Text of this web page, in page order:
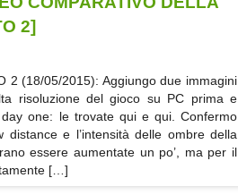
2]
2 (18/05/2015): Aggiungo due immagini
risoluzione del gioco su PC prima e
one: le trovate qui e qui. Confermo
distance e l’intensità delle ombre della
essere aumentate un po’, ma per il
[…]